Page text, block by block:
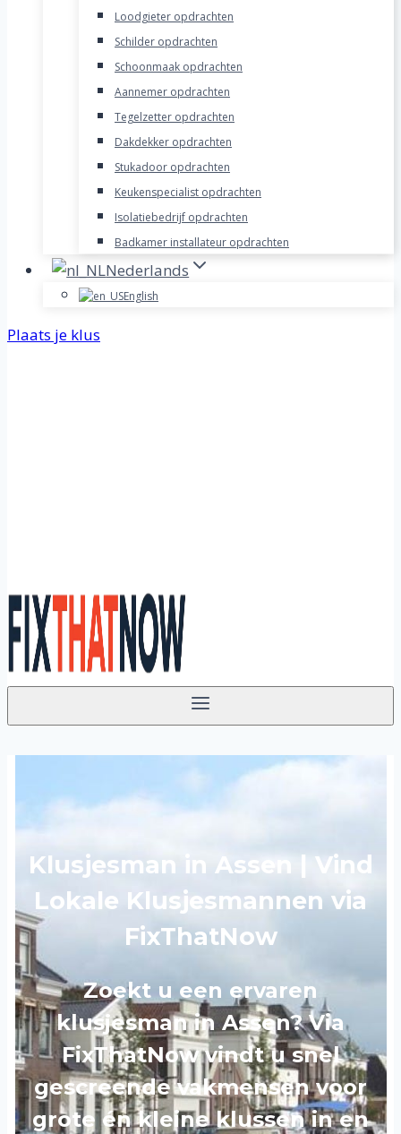
Loodgieter opdrachten
Schilder opdrachten
Schoonmaak opdrachten
Aannemer opdrachten
Tegelzetter opdrachten
Dakdekker opdrachten
Stukadoor opdrachten
Keukenspecialist opdrachten
Isolatiebedrijf opdrachten
Badkamer installateur opdrachten
Nederlands
English
Plaats je klus
Klusjesman in Assen | Vind
Lokale Klusjesmannen via
FixThatNow
Zoekt u een ervaren
klusjesman in Assen? Via
FixThatNow vindt u snel
gescreende vakmensen voor
grote én kleine klussen in en